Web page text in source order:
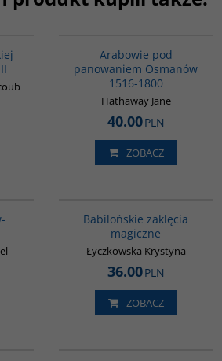
Arabowie pod
panowaniem Osmanów
1516-1800
Hathaway Jane
40.00PLN
ZOBACZ
Babilońskie zaklęcia
magiczne
Łyczkowska Krystyna
36.00PLN
ZOBACZ